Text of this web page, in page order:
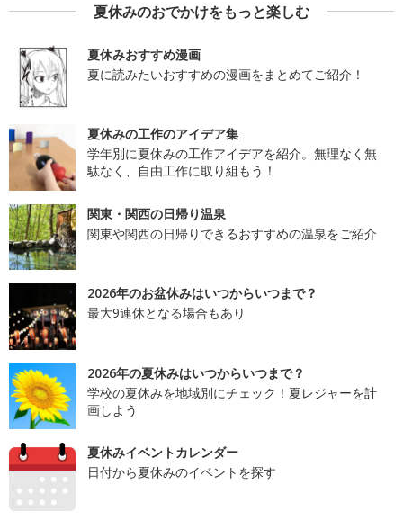
夏休みのおでかけをもっと楽しむ
夏休みおすすめ漫画
夏に読みたいおすすめの漫画をまとめてご紹介！
夏休みの工作のアイデア集
学年別に夏休みの工作アイデアを紹介。無理なく無
駄なく、自由工作に取り組もう！
関東・関西の日帰り温泉
関東や関西の日帰りできるおすすめの温泉をご紹介
2026年のお盆休みはいつからいつまで？
最大9連休となる場合もあり
2026年の夏休みはいつからいつまで？
学校の夏休みを地域別にチェック！夏レジャーを計
画しよう
夏休みイベントカレンダー
日付から夏休みのイベントを探す